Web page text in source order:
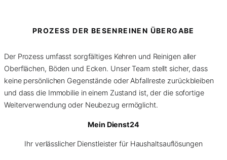
PROZESS DER BESENREINEN ÜBERGABE
Der Prozess umfasst sorgfältiges Kehren und Reinigen aller
Oberflächen, Böden und Ecken. Unser Team stellt sicher, dass
keine persönlichen Gegenstände oder Abfallreste zurückbleiben
und dass die Immobilie in einem Zustand ist, der die sofortige
Weiterverwendung oder Neubezug ermöglicht.
Mein Dienst24
Ihr verlässlicher Dienstleister für Haushaltsauflösungen